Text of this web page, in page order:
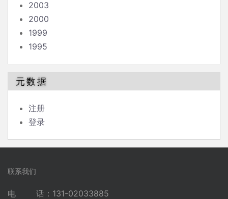
2003
2000
1999
1995
元数据
注册
登录
联系我们
电 话：131-02033885